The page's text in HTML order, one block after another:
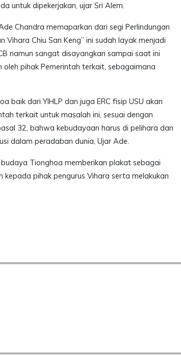
untuk dipekerjakan, ujar Sri Alem.
Chandra memaparkan dari segi Perlindungan
Chiu San Keng” ini sudah layak menjadi
namun sangat disayangkan sampai saat ini
pihak Pemerintah terkait, sebagaimana
baik dari YIHLP dan juga ERC fisip USU akan
terkait untuk masalah ini, sesuai dengan
32, bahwa kebudayaan harus di pelihara dan
dalam peradaban dunia, Ujar Ade.
Tionghoa memberikan plakat sebagai
pihak pengurus Vihara serta melakukan